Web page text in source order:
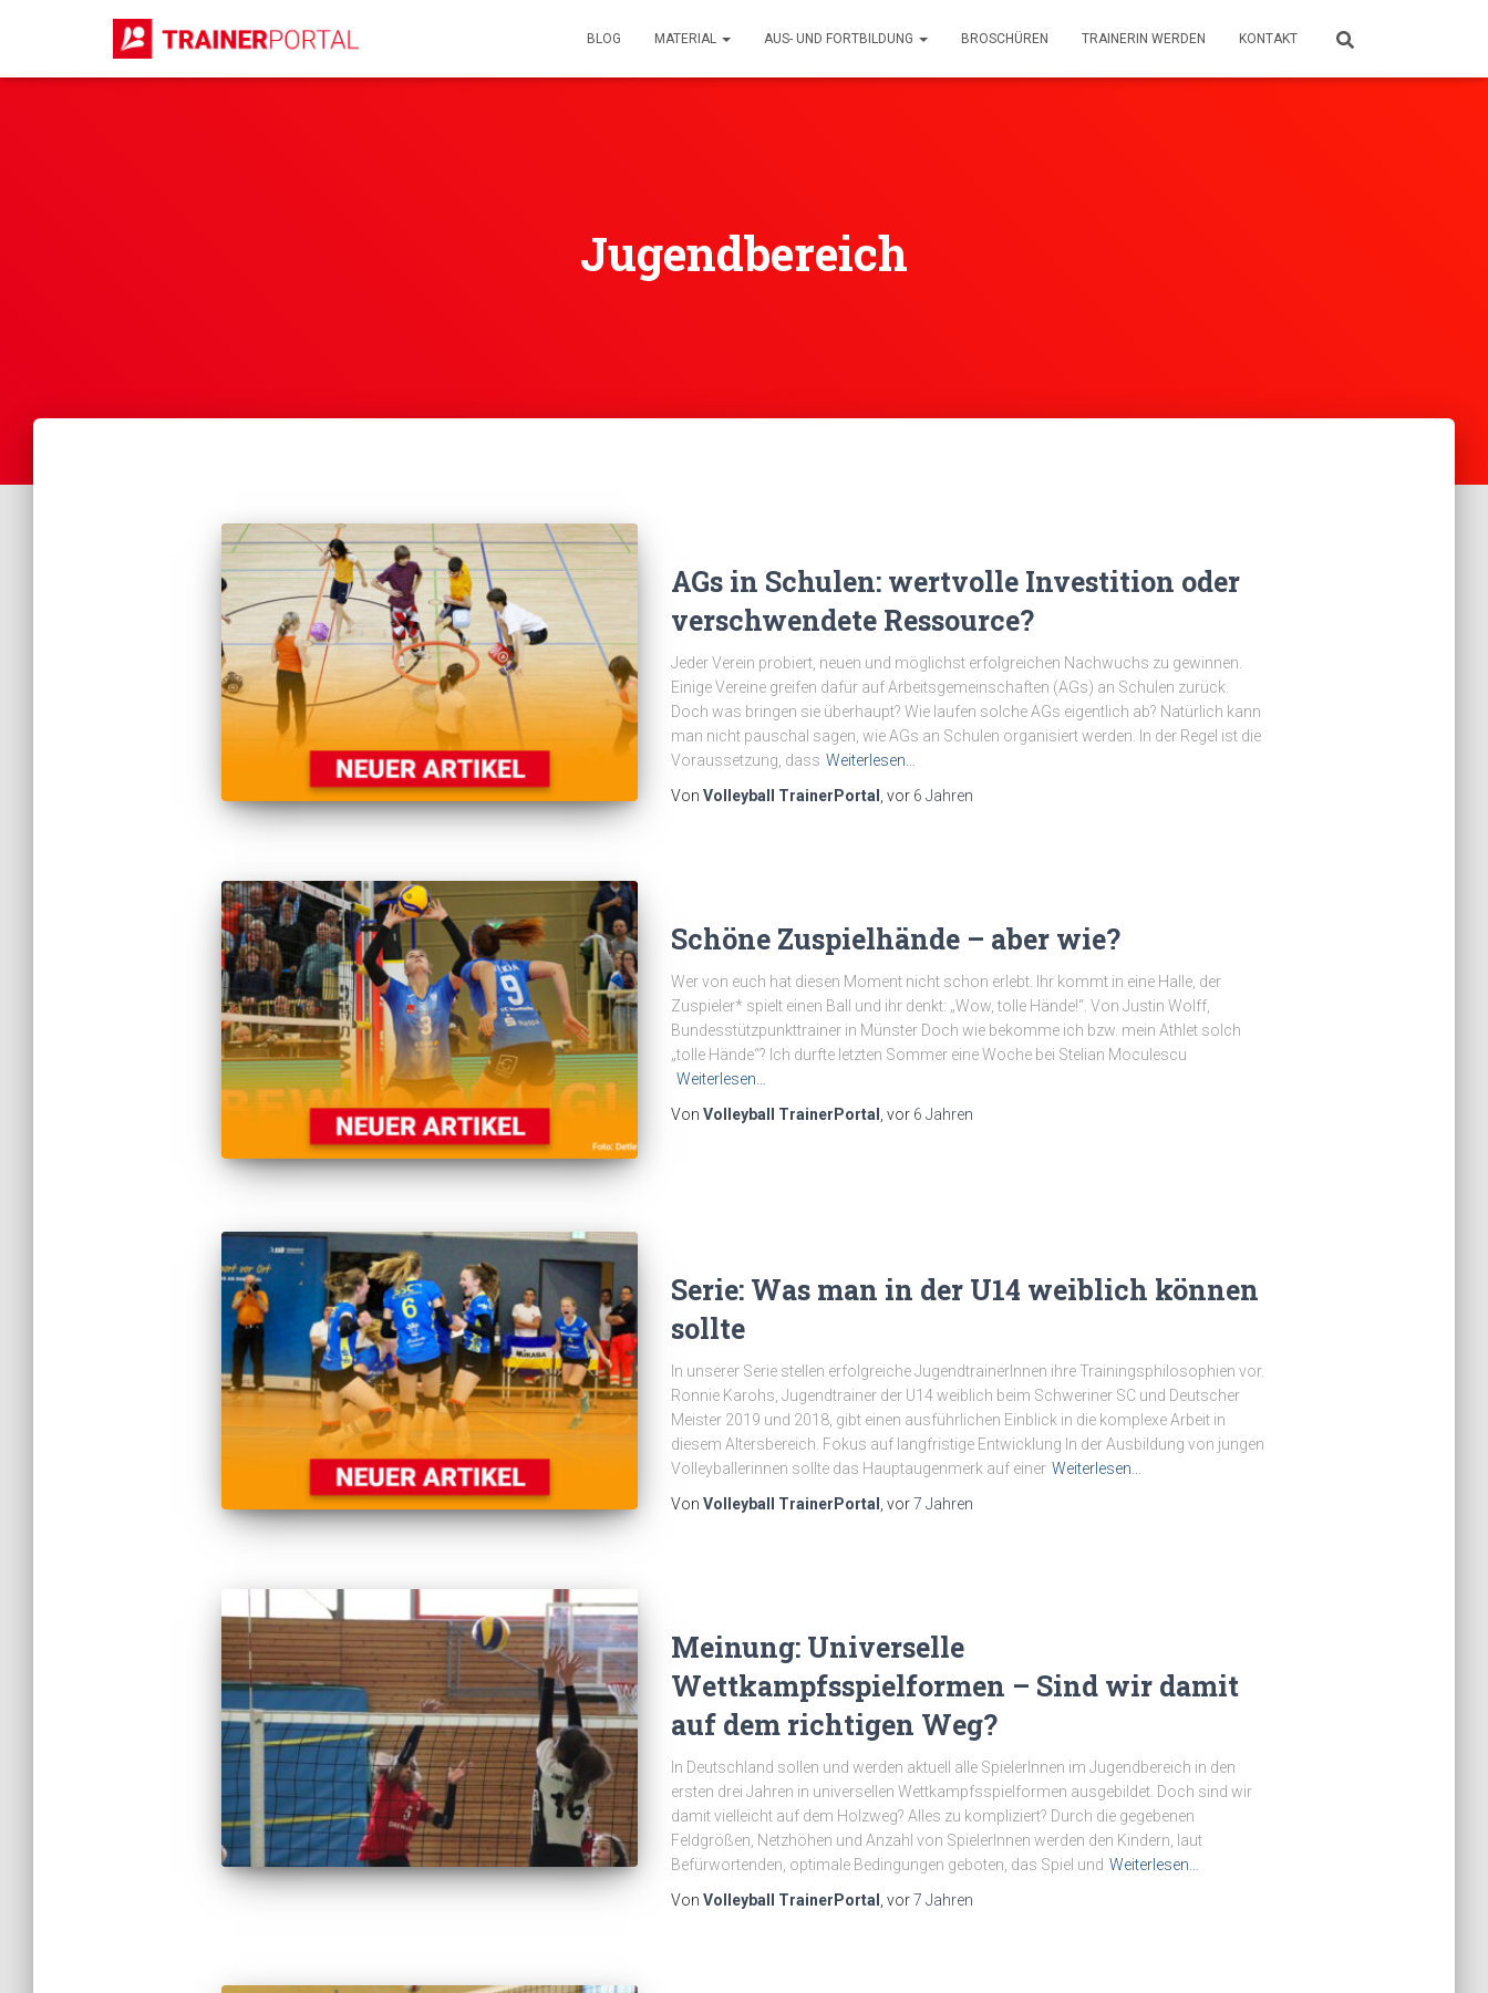
BLOG MATERIAL AUS- UND FORTBILDUNG BROSCHÜREN TRAINERIN WERDEN KONTAKT
Jugendbereich
AGs in Schulen: wertvolle Investition oder
verschwendete Ressource?
Jeder Verein probiert, neuen und möglichst erfolgreichen Nachwuchs zu gewinnen.
Einige Vereine greifen dafür auf Arbeitsgemeinschaften (AGs) an Schulen zurück.
Doch was bringen sie überhaupt? Wie laufen solche AGs eigentlich ab? Natürlich kann
man nicht pauschal sagen, wie AGs an Schulen organisiert werden. In der Regel ist die
Voraussetzung, dass Weiterlesen…
Von Volleyball TrainerPortal , vor 6 Jahren
Schöne Zuspielhände – aber wie?
Wer von euch hat diesen Moment nicht schon erlebt. Ihr kommt in eine Halle, der
Zuspieler* spielt einen Ball und ihr denkt: „Wow, tolle Hände!“. Von Justin Wolff,
Bundesstützpunkttrainer in Münster Doch wie bekomme ich bzw. mein Athlet solch
„tolle Hände“? Ich durfte letzten Sommer eine Woche bei Stelian Moculescu
Weiterlesen…
Von Volleyball TrainerPortal , vor 6 Jahren
Serie: Was man in der U14 weiblich können
sollte
In unserer Serie stellen erfolgreiche JugendtrainerInnen ihre Trainingsphilosophien vor.
Ronnie Karohs, Jugendtrainer der U14 weiblich beim Schweriner SC und Deutscher
Meister 2019 und 2018, gibt einen ausführlichen Einblick in die komplexe Arbeit in
diesem Altersbereich. Fokus auf langfristige Entwicklung In der Ausbildung von jungen
Volleyballerinnen sollte das Hauptaugenmerk auf einer Weiterlesen…
Von Volleyball TrainerPortal , vor7 Jahren
Meinung: Universelle
Wettkampfsspielformen – Sind wir damit
auf dem richtigen Weg?
In Deutschland sollen und werden aktuell alle SpielerInnen im Jugendbereich in den
ersten drei Jahren in universellen Wettkampfsspielformen ausgebildet. Doch sind wir
damit vielleicht auf dem Holzweg? Alles zu kompliziert? Durch die gegebenen
Feldgrößen, Netzhöhen und Anzahl von SpielerInnen werden den Kindern, laut
Befürwortenden, optimale Bedingungen geboten, das Spiel und Weiterlesen…
Von Volleyball TrainerPortal , vor7 Jahren